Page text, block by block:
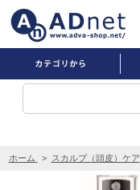
ホーム > スカルプ（頭皮）ケア